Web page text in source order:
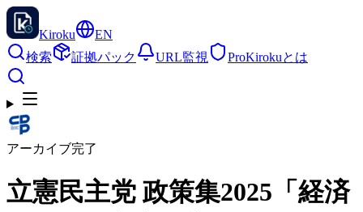
Kiroku
EN
検索
証拠パック URL監視 ProKirokuとは
アーカイブ完了
立憲民主党 政策集2025「経済